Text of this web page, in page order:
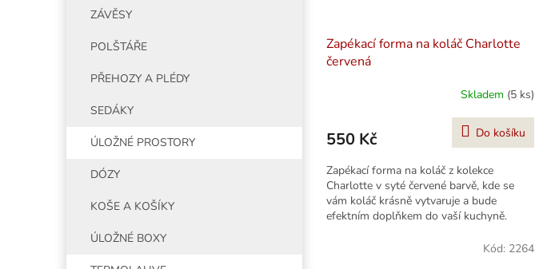
ZÁVĚSY
POLŠTÁŘE
PŘEHOZY A PLÉDY
SEDÁKY
ÚLOŽNÉ PROSTORY
DÓZY
KOŠE A KOŠÍKY
ÚLOŽNÉ BOXY
Zapékací forma na koláč Charlotte
červená
Skladem (5 ks)
550 Kč Do košíku
Zapékací forma na koláč z kolekce
Charlotte v syté červené barvě, kde se
vám koláč krásně vytvaruje a bude
efektním doplňkem do vaší kuchyně.
Kód: 2264